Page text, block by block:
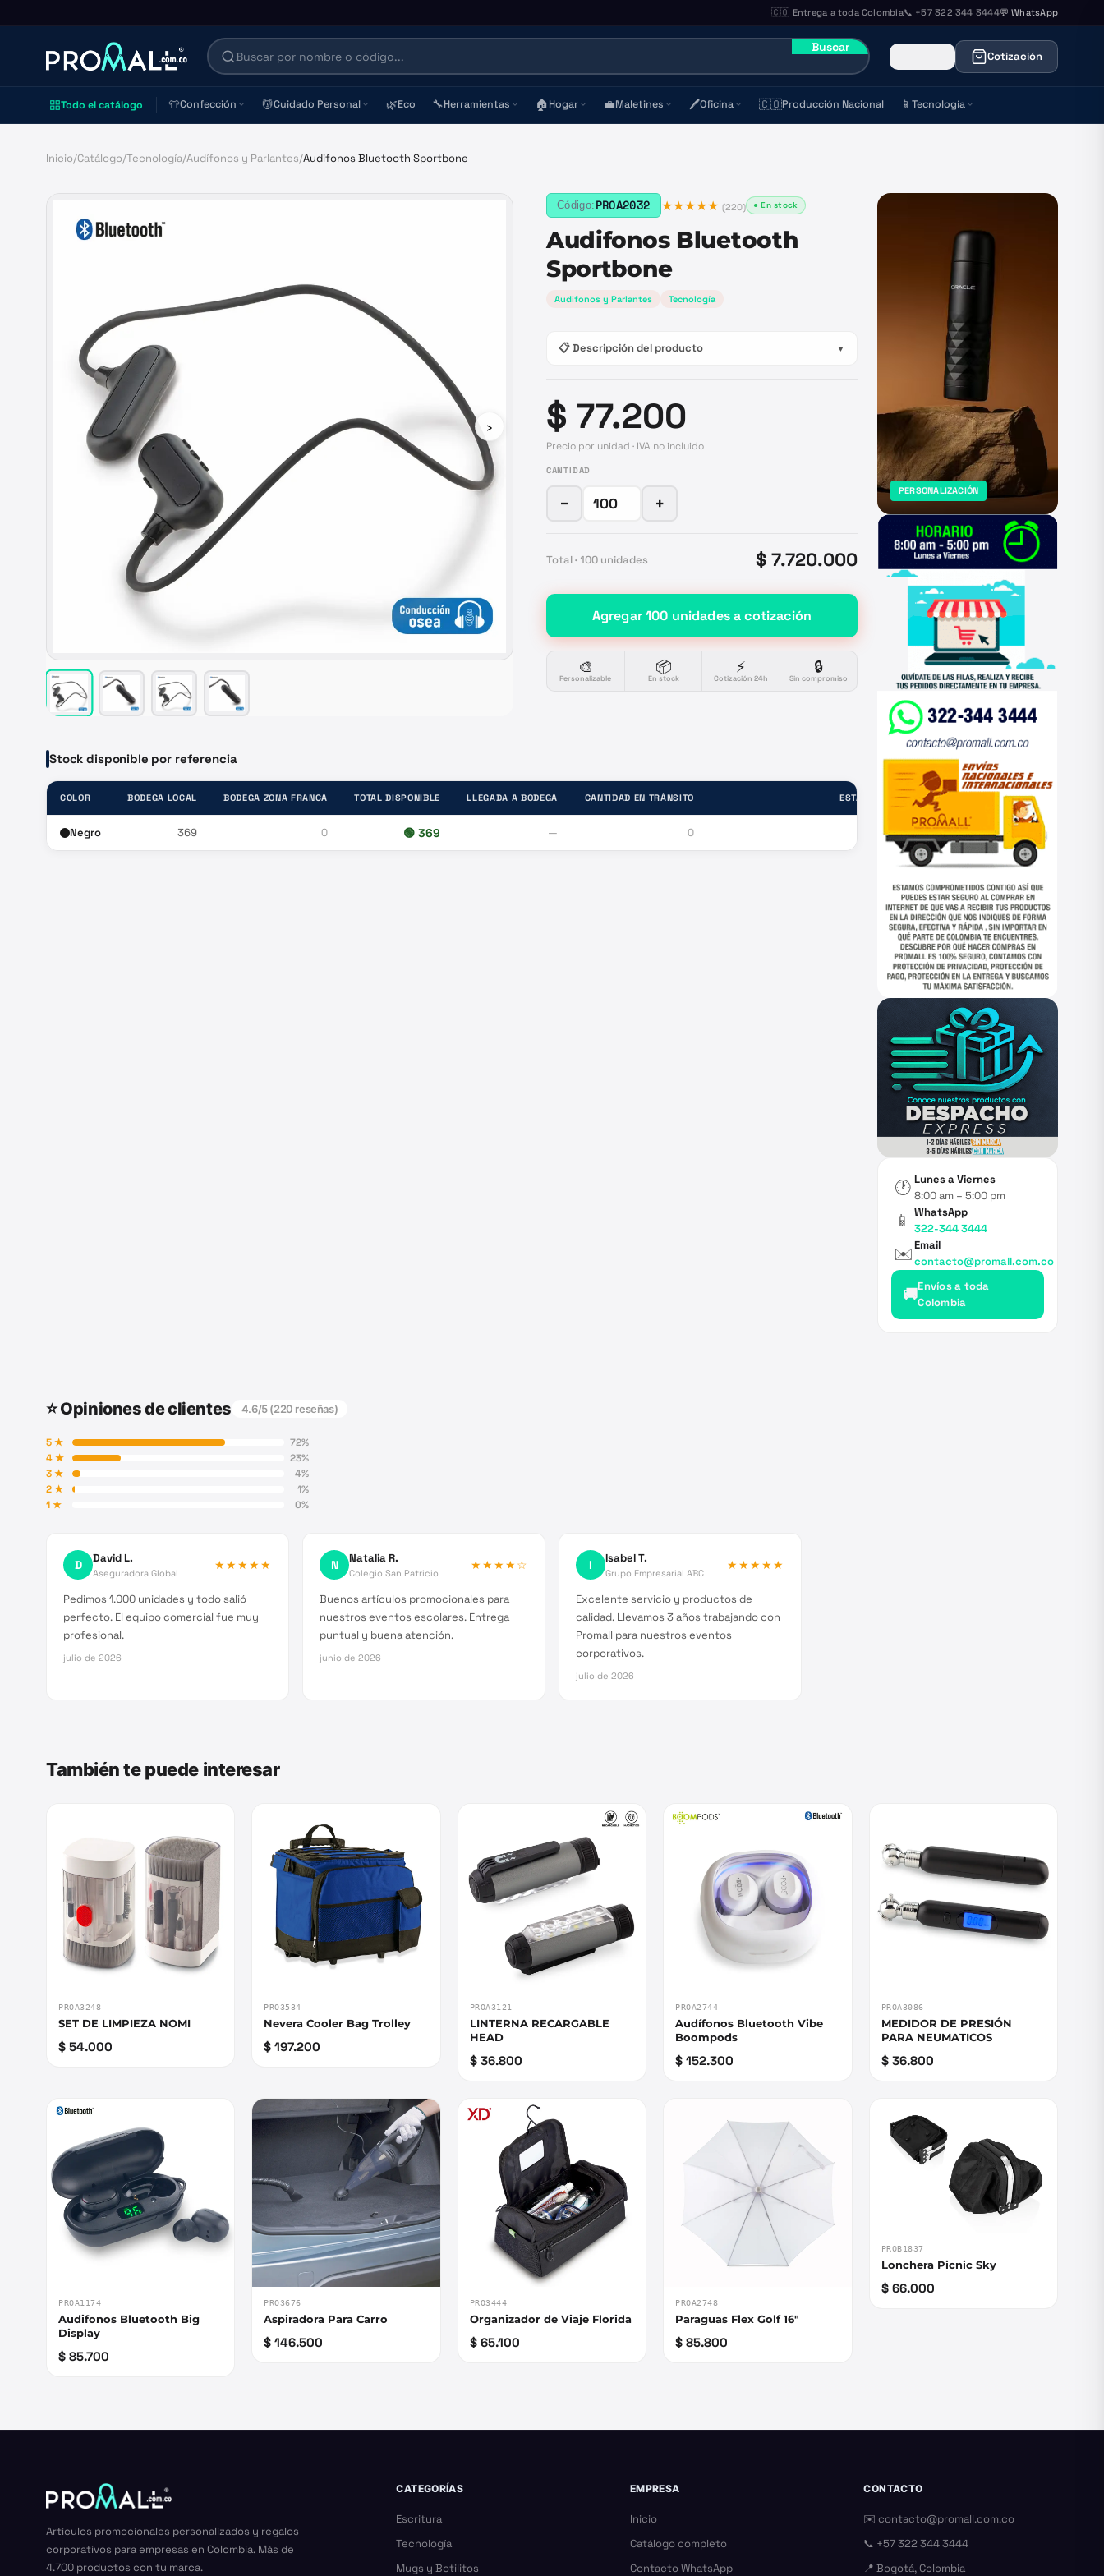
🇨🇴 Entrega a toda Colombia📞 +57 322 344 3444💬 WhatsApp
Buscar
Cotización
Todo el catálogo 👕Confección 💆Cuidado Personal 🌿Eco 🔧Herramientas 🏠Hogar 💼Maletines 🖊️Oficina 🇨🇴Producción Nacional 📱 Tecnología
Inicio/Catálogo/Tecnología/Audífonos y Parlantes/Audifonos Bluetooth Sportbone
›
Código: PROA2032 ★★★★★ (220) ● En stock
Audifonos Bluetooth
Sportbone
Audifonos y Parlantes Tecnología
📋 Descripción del producto ▼
$ 77.200
Precio por unidad · IVA no incluido
CANTIDAD
− +
Total · 100 unidades $ 7.720.000
Agregar100 unidadesa cotización
🎨
Personalizable
📦
En stock
⚡
Cotización 24h
🔒
Sin compromiso
Stock disponible por referencia
COLOR BODEGA LOCAL BODEGA ZONA FRANCA TOTAL DISPONIBLE LLEGADA A BODEGA CANTIDAD EN TRÁNSITO ESTADO
Negro 369 0 🟢 369 — 0
PERSONALIZACIÓN
🕐 Lunes a Viernes
8:00 am – 5:00 pm
📱
WhatsApp
322-344 3444
✉️Email
contacto@promall.com.co
🚚Envíos a toda
Colombia
⭐ Opiniones de clientes 4.6/5 (220 reseñas)
5★ 72%
4★ 23%
3★ 4%
2★ 1%
1★ 0%
D David L.
Aseguradora Global
★★★★★
Pedimos 1.000 unidades y todo salió
perfecto. El equipo comercial fue muy
profesional.
julio de 2026
N Natalia R.
Colegio San Patricio
★★★★☆
Buenos artículos promocionales para
nuestros eventos escolares. Entrega
puntual y buena atención.
junio de 2026
I Isabel T.
Grupo Empresarial ABC
★★★★★
Excelente servicio y productos de
calidad. Llevamos 3 años trabajando con
Promall para nuestros eventos
corporativos.
julio de 2026
También te puede interesar
PROA3248
SET DE LIMPIEZA NOMI
$ 54.000
PRO3534
Nevera Cooler Bag Trolley
$ 197.200
PROA3121
LINTERNA RECARGABLE
HEAD
$ 36.800
PROA2744
Audífonos Bluetooth Vibe
Boompods
$ 152.300
PROA3086
MEDIDOR DE PRESIÓN
PARA NEUMATICOS
$ 36.800
PROA1174
Audifonos Bluetooth Big
Display
$ 85.700
PRO3676
Aspiradora Para Carro
$ 146.500
PRO3444
Organizador de Viaje Florida
$ 65.100
PROA2748
Paraguas Flex Golf 16"
$ 85.800
PROB1837
Lonchera Picnic Sky
$ 66.000
Artículos promocionales personalizados y regalos
corporativos para empresas en Colombia. Más de
4.700 productos con tu marca.
CATEGORÍAS
Escritura
Tecnología
Mugs y Botilitos
EMPRESA
Inicio
Catálogo completo
Contacto WhatsApp
CONTACTO
✉️contacto@promall.com.co
📞 +57 322 344 3444
📍 Bogotá, Colombia